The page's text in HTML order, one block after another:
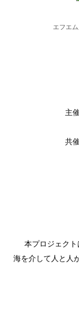
エフエ
主
共
本プロジェクト
海を介して人と人